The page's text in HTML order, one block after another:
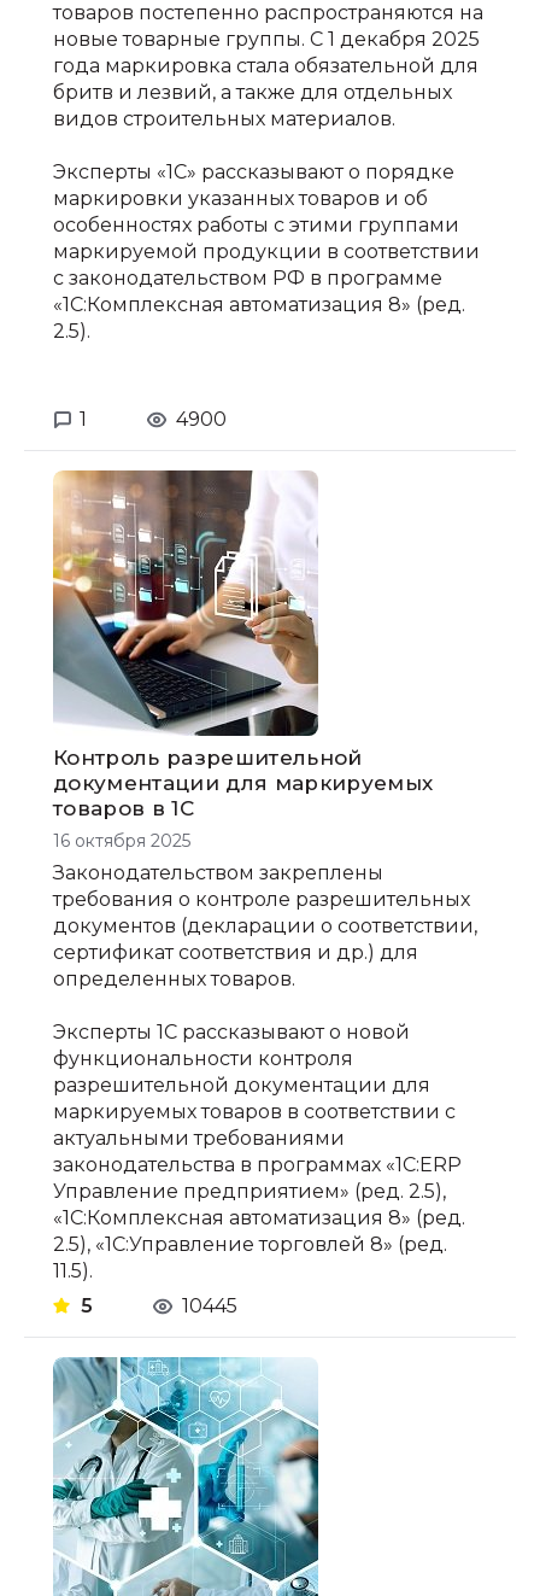
товаров постепенно распространяются на
новые товарные группы. С 1 декабря 2025
года маркировка стала обязательной для
бритв и лезвий, а также для отдельных
видов строительных материалов.
Эксперты «1С» рассказывают о порядке
маркировки указанных товаров и об
особенностях работы с этими группами
маркируемой продукции в соответствии
с законодательством РФ в программе
«1С:Комплексная автоматизация 8» (ред.
2.5).
1 4900
Контроль разрешительной
документации для маркируемых
товаров в 1С
16 октября 2025
Законодательством закреплены
требования о контроле разрешительных
документов (декларации о соответствии,
сертификат соответствия и др.) для
определенных товаров.
Эксперты 1С рассказывают о новой
функциональности контроля
разрешительной документации для
маркируемых товаров в соответствии с
актуальными требованиями
законодательства в программах «1С:ERP
Управление предприятием» (ред. 2.5),
«1С:Комплексная автоматизация 8» (ред.
2.5), «1С:Управление торговлей 8» (ред.
11.5).
5
10445